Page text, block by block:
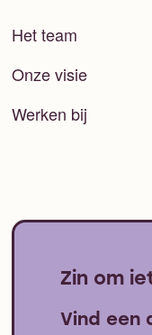
Het team
Onze visie
Werken bij
Zin om
Vind een